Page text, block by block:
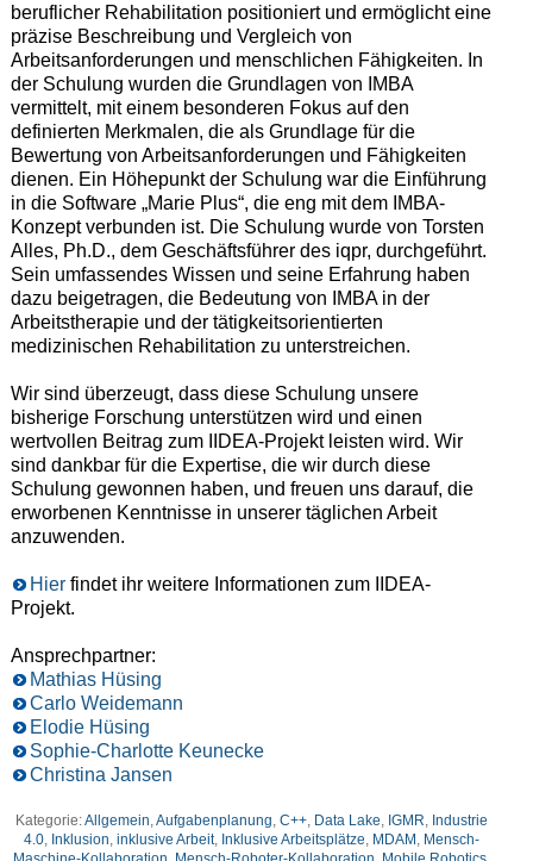
beruflicher Rehabilitation positioniert und ermöglicht eine
präzise Beschreibung und Vergleich von
Arbeitsanforderungen und menschlichen Fähigkeiten. In
der Schulung wurden die Grundlagen von IMBA
vermittelt, mit einem besonderen Fokus auf den
definierten Merkmalen, die als Grundlage für die
Bewertung von Arbeitsanforderungen und Fähigkeiten
dienen. Ein Höhepunkt der Schulung war die Einführung
in die Software „Marie Plus“, die eng mit dem IMBA-
Konzept verbunden ist. Die Schulung wurde von Torsten
Alles, Ph.D., dem Geschäftsführer des iqpr, durchgeführt.
Sein umfassendes Wissen und seine Erfahrung haben
dazu beigetragen, die Bedeutung von IMBA in der
Arbeitstherapie und der tätigkeitsorientierten
medizinischen Rehabilitation zu unterstreichen.
Wir sind überzeugt, dass diese Schulung unsere
bisherige Forschung unterstützen wird und einen
wertvollen Beitrag zum IIDEA-Projekt leisten wird. Wir
sind dankbar für die Expertise, die wir durch diese
Schulung gewonnen haben, und freuen uns darauf, die
erworbenen Kenntnisse in unserer täglichen Arbeit
anzuwenden.
Hierfindet ihr weitere Informationen zum IIDEA-
Projekt.
Ansprechpartner:
Mathias Hüsing
Carlo Weidemann
Elodie Hüsing
Sophie-Charlotte Keunecke
Christina Jansen
Kategorie:Allgemein,Aufgabenplanung,C++, Data Lake, IGMR, Industrie
4.0, Inklusion,inklusive Arbeit, Inklusive Arbeitsplätze, MDAM, Mensch-